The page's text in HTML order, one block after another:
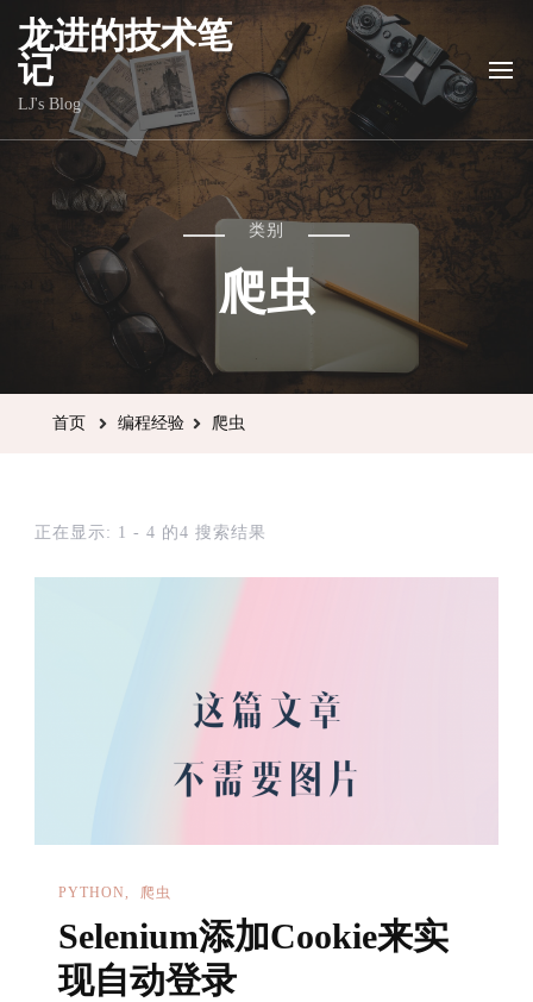
龙进的技术笔
记
LJ's Blog
类别
爬虫
首页 编程经验 爬虫
正在显示: 1 - 4 的4 搜索结果
PYTHON 爬虫
Selenium添加Cookie来实
现自动登录